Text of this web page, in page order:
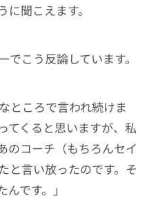
聞こえます。
こう反論しています。
ところで言われ続けま
てくると思いますが、私
のコーチ（もちろんセイ
と言い放ったのです。そ
です。」